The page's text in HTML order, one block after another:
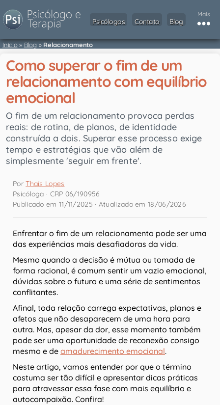
Psicólogos Contato Blog
Mais
Início» Blog»Relacionamento
Como superar o fim de um
relacionamento com equilíbrio
emocional
O fim de um relacionamento provoca perdas
reais: de rotina, de planos, de identidade
construída a dois. Superar esse processo exige
tempo e estratégias que vão além de
simplesmente 'seguir em frente'.
PorThaís Lopes
Psicóloga · CRP 06/190956
Publicado em 11/11/2025 · Atualizado em 18/06/2026
Enfrentar o fim de um relacionamento pode ser uma
das experiências mais desafiadoras da vida.
Mesmo quando a decisão é mútua ou tomada de
forma racional, é comum sentir um vazio emocional,
dúvidas sobre o futuro e uma série de sentimentos
conflitantes.
Afinal, toda relação carrega expectativas, planos e
afetos que não desaparecem de uma hora para
outra. Mas, apesar da dor, esse momento também
pode ser uma oportunidade de reconexão consigo
mesmo e de amadurecimento emocional.
Neste artigo, vamos entender por que o término
costuma ser tão difícil e apresentar dicas práticas
para atravessar essa fase com mais equilíbrio e
autocompaixão. Confira!